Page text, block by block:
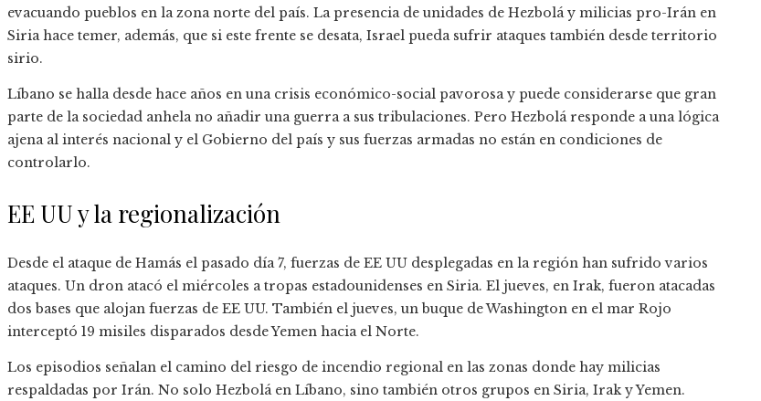
evacuando pueblos en la zona norte del país. La presencia de unidades de Hezbolá y milicias pro-Irán en
Siria hace temer, además, que si este frente se desata, Israel pueda sufrir ataques también desde territorio
sirio.
Líbano se halla desde hace años en una crisis económico-social pavorosa y puede considerarse que gran
parte de la sociedad anhela no añadir una guerra a sus tribulaciones. Pero Hezbolá responde a una lógica
ajena al interés nacional y el Gobierno del país y sus fuerzas armadas no están en condiciones de
controlarlo.
EE UU y la regionalización
Desde el ataque de Hamás el pasado día 7, fuerzas de EE UU desplegadas en la región han sufrido varios
ataques. Un dron atacó el miércoles a tropas estadounidenses en Siria. El jueves, en Irak, fueron atacadas
dos bases que alojan fuerzas de EE UU. También el jueves, un buque de Washington en el mar Rojo
interceptó 19 misiles disparados desde Yemen hacia el Norte.
Los episodios señalan el camino del riesgo de incendio regional en las zonas donde hay milicias
respaldadas por Irán. No solo Hezbolá en Líbano, sino también otros grupos en Siria, Irak y Yemen.